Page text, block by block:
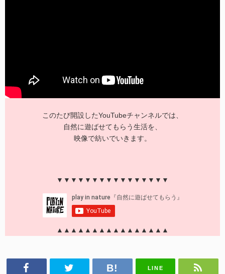
このたび開設したYouTubeチャンネルでは、
自然に遊ばせてもらう生活を、
映像で紡いでいきます。
▼▼▼▼▼▼▼▼▼▼▼▼▼▼▼▼
▲▲▲▲▲▲▲▲▲▲▲▲▲▲▲▲
LINE